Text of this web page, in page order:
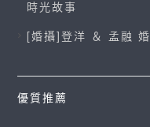
時光故事
[婚攝]登洋 ＆ 孟融
優質推薦